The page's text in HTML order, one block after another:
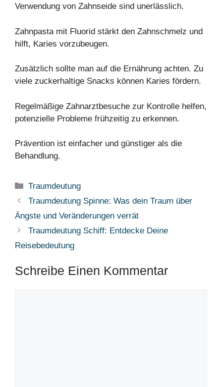
Verwendung von Zahnseide sind unerlässlich.
Zahnpasta mit Fluorid stärkt den Zahnschmelz und
hilft, Karies vorzubeugen.
Zusätzlich sollte man auf die Ernährung achten. Zu
viele zuckerhaltige Snacks können Karies fördern.
Regelmäßige Zahnarztbesuche zur Kontrolle helfen,
potenzielle Probleme frühzeitig zu erkennen.
Prävention ist einfacher und günstiger als die
Behandlung.
Kategorien
Traumdeutung
Traumdeutung Spinne: Was dein Traum über
Ängste und Veränderungen verrät
Traumdeutung Schiff: Entdecke Deine
Reisebedeutung
Schreibe Einen Kommentar